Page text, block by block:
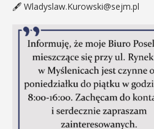
🖋 Wladyslaw.Kurowski@sejm.pl